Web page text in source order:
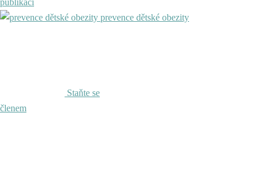
publikaci
prevence dětské obezity
Staňte se
členem